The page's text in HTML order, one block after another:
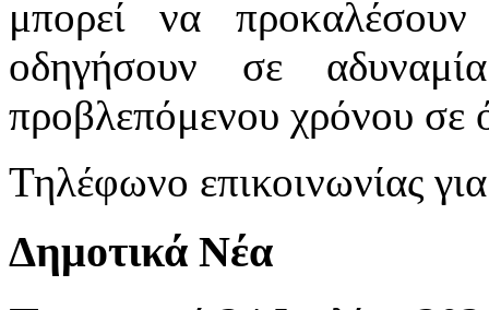
μπορεί να
οδηγήσουν σε
προβλεπόμενου χρόνου σε
Τηλέφωνο επικοινωνίας
Δημοτικά Νέα